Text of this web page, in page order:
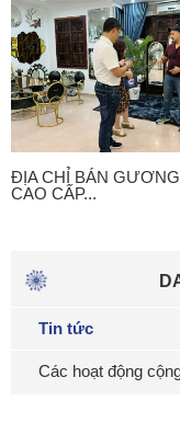
ĐỊA CHỈ BÁN
CAO CẤP...
Tin tức
Các hoạt động